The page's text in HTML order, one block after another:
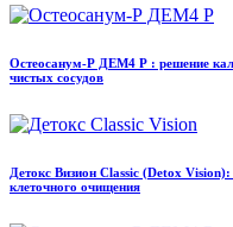
Остеосанум‑Р ДЕМ4 Р : решение
чистых сосудов
Детокс Визион Classic (Detox
клеточного очищения